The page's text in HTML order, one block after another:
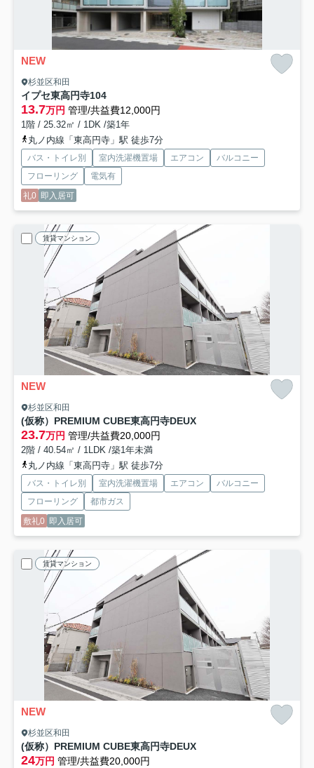
NEW
杉並区和田
イプセ東高円寺104
13.7万円 管理/共益費12,000円
1階 / 25.32㎡ / 1DK /築1年
丸ノ内線「東高円寺」駅 徒歩7分
バス・トイレ別 室内洗濯機置場 エアコン
バルコニー
フローリング
電気有
礼0 即入居可
賃貸マンション
NEW
杉並区和田
(仮称）PREMIUM CUBE東高円寺DEUX
23.7万円 管理/共益費20,000円
2階 / 40.54㎡ / 1LDK /築1年未満
丸ノ内線「東高円寺」駅 徒歩7分
バス・トイレ別 室内洗濯機置場 エアコン
バルコニー
フローリング
都市ガス
敷礼0 即入居可
賃貸マンション
NEW
杉並区和田
(仮称）PREMIUM CUBE東高円寺DEUX
24万円 管理/共益費20,000円